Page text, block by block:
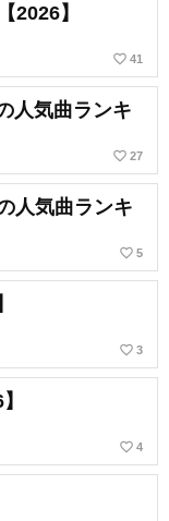
2026】
favorite_border 41
人気曲ランキ
favorite_border 27
人気曲ランキ
favorite_border 5
favorite_border 3
favorite_border 4